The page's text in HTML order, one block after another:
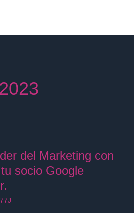
del Marketing con
socio Google